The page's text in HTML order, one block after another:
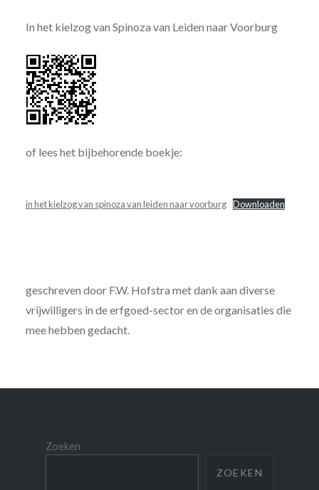
In het kielzog van Spinoza van Leiden naar Voorburg
of lees het bijbehorende boekje:
in het kielzog van spinoza van leiden naar voorburg Downloaden
geschreven door F.W. Hofstra met dank aan diverse
vrijwilligers in de erfgoed-sector en de organisaties die
mee hebben gedacht.
Zoeken
ZOEKEN